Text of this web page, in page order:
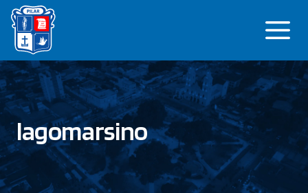
Saltar
contenido
lagomarsino